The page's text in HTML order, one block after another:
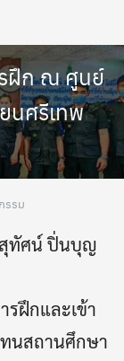
รฝึก ณ ศูนย์
นศรีเทพ
รรม
สุทัศน์ ปิ่นบุญ
รฝึกและเข้า
นสถานศึกษา